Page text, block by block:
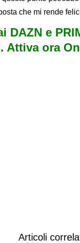
che mi rende
DAZN e
Attiva ora
Articoli